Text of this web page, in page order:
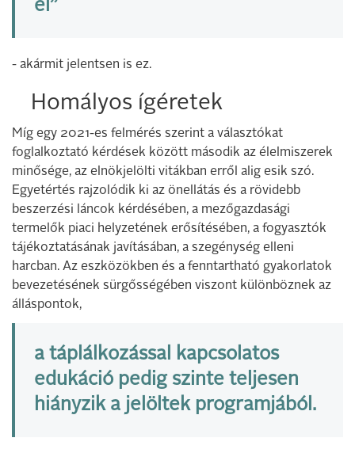
él”
- akármit jelentsen is ez.
Homályos ígéretek
Míg egy 2021-es felmérés szerint a választókat
foglalkoztató kérdések között második az élelmiszerek
minősége, az elnökjelölti vitákban erről alig esik szó.
Egyetértés rajzolódik ki az önellátás és a rövidebb
beszerzési láncok kérdésében, a mezőgazdasági
termelők piaci helyzetének erősítésében, a fogyasztók
tájékoztatásának javításában, a szegénység elleni
harcban. Az eszközökben és a fenntartható gyakorlatok
bevezetésének sürgősségében viszont különböznek az
álláspontok,
a táplálkozással kapcsolatos
edukáció pedig szinte teljesen
hiányzik a jelöltek programjából.